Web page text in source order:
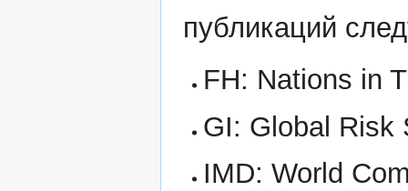
публикаций
FH: Nations in
GI: Global Risk
IMD: World